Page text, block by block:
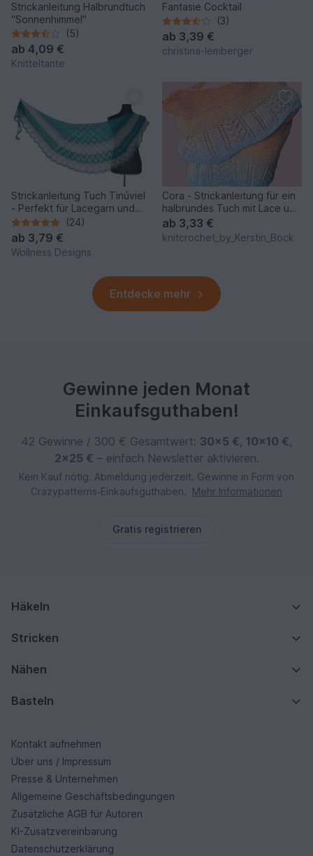
Strickanleitung Halbrundtuch
"Sonnenhimmel"
(5)
ab 4,09 €
Knitteltante
Fantasie Cocktail
(3)
ab 3,39 €
christina-lemberger
Strickanleitung Tuch Tinúviel
- Perfekt für Lacegarn und
elegante Outfits
(24)
ab 3,79 €
Wollness Designs
Cora - Strickanleitung für ein
halbrundes Tuch mit Lace und
Perlen
ab 3,33 €
knitcrochet_by_Kerstin_Bock
Entdecke mehr
Gewinne jeden Monat
Einkaufsguthaben!
42 Gewinne / 300 € Gesamtwert: 30×5 €, 10×10 €,
2×25 € – einfach Newsletter aktivieren.
Kein Kauf nötig. Abmeldung jederzeit. Gewinne in Form von
Crazypatterns‑Einkaufsguthaben.
Mehr Informationen
Gratis registrieren
Häkeln
Stricken
Nähen
Basteln
Kontakt aufnehmen
Über uns / Impressum
Presse & Unternehmen
Allgemeine Geschäftsbedingungen
Zusätzliche AGB für Autoren
KI-Zusatzvereinbarung
Datenschutzerklärung